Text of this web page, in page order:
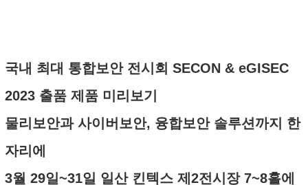
국내 최대 통합보안 전시회 SECON & eGISEC
2023 출품 제품 미리보기
물리보안과 사이버보안, 융합보안 솔루션까지 한
자리에
3월 29일~31일 일산 킨텍스 제2전시장 7~8홀에